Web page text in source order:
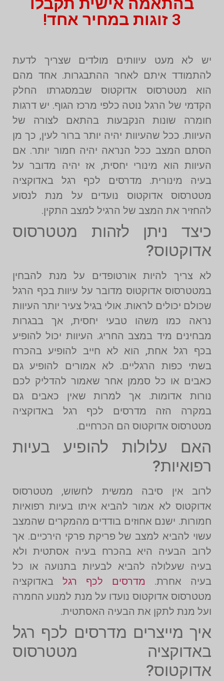
3 זוגות במחיר אחד!
יש לא מעט עיוותים מולדים שצריך לדעת
להתמודד איתם לאחר ההתבגרות. אחד מהם
הוא מטטרסוס אדוקטוס שבמסגרתו החלק
הקדמי של הרגל נוטה כלפי מרכז הגוף. יש דרגות
חומרה שונות הנקבעות בהתאם לצורה של
העיוות. ככל שהעיוות יהיה יותר ברור לעין, כך מן
הסתם המצב ככל הנראה יהיה חמור יותר. אם
העיוות הוא מינורי יחסית, אז יהיה מדובר על
בעיה מינורית. מדרסים לכף רגל באדוקציה
מטטרסוס אדוקטוס נועדים על מנת לנסוע
להחזיר את המצב של הרגיל למצב התקין.
כיצד ניתן לזהות מטטרסוס
אדוקטוס?
לא צריך להיות אורטופדים על מנת להבחין
במטטרסוס אדוקטוס מדובר על עיוות בכף הרגל
שכולם יכולים לראות. אולי בגיל צעיר יותר העיוות
נראה כמו משהו טבעי יחסית, אך בבגרות
מבחינים מיד במצב החריג. העיוות יכול להופיע
בכף רגל אחת, הוא לא חייב להופיע בהכרח
בשתי כפות הרגליים. לא אמורים להופיע גם
כאבים או כל סממן אחר שאמור להדליק לכם
נורות אדומות. אך למרות שאין כאבים גם
במקרה הזה מדרסים לכף רגל באדוקציה
מטטרסוס אדוקטוס הם הכרחיים.
האם עלולות להופיע בעיות
רפואיות?
לרוב אין סיבה ממשית לחשוש, מטטרסוס
אדוקטוס לא אמור להביא איתו בעיות רפואיות
חמורות. ישנם אחוזים בודדים מהמקרים שהמצב
עשוי להביא למצב של פריקת פרקי הירכיים. אך
לרוב הבעיה היא בהכרח בעיה אסתטית ולא
בעיה שעלולה להביא לבעיות בתנועה או כל
בעיה אחרת. מדרסים לכף רגל באדוקציה
מטטרסוס אדוקטוס נועדו על מנת למנוע החמרה
ועל מנת לתקן את הבעיה האסתטית.
איך מייצרים מדרסים לכף רגל
באדוקציה מטטרסוס
אדוקטוס?